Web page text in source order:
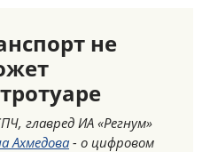
не
главред ИА «Регнум»
Ахмедова - о цифровом